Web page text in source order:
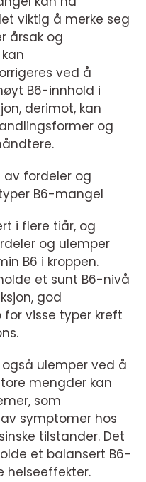
viktig å merke seg
årsak og
ved å
B6-innhold i
derimot, kan
og
av fordeler og
B6-mangel
i flere tiår, og
og ulemper
B6 i kroppen.
et sunt B6-nivå
god
for visse typer kreft
ulemper ved å
mengder kan
som
symptomer hos
tilstander. Det
et balansert B6-
helseeffekter.